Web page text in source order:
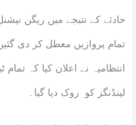
حادثے کے نتیجے میں ریگن
تمام پروازیں معطل کر دی
انتظامیہ نے اعلان کیا کہ تمام
لینڈنگز کو روک دیا گیا۔